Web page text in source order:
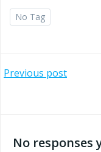
No Tag
Post
Previous post
No responses